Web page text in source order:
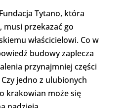
Tytano, która
musi przekazać go
właścicielowi. Co w
budowy zaplecza
przynajmniej części
jedno z ulubionych
krakowian może się